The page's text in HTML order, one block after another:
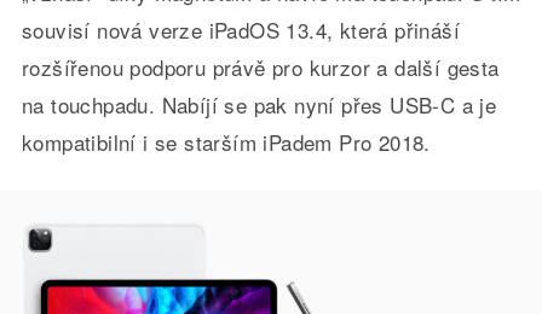
souvisí nová verze iPadOS 13.4, která přináší
rozšířenou podporu právě pro kurzor a další gesta
na touchpadu. Nabíjí se pak nyní přes USB-C a je
kompatibilní i se starším iPadem Pro 2018.